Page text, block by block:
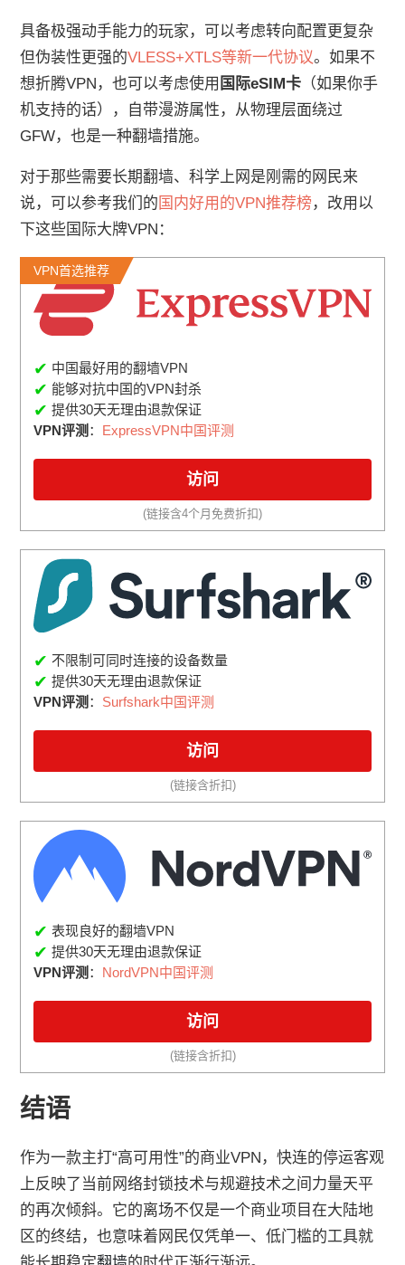
具备极强动手能力的玩家，可以考虑转向配置更复杂
但伪装性更强的VLESS+XTLS等新一代协议。如果不
想折腾VPN，也可以考虑使用 国际eSIM卡 （如果你手
机支持的话），自带漫游属性，从物理层面绕过
GFW，也是一种翻墙措施。
对于那些需要长期翻墙、科学上网是刚需的网民来
说，可以参考我们的 国内好用的VPN推荐榜 ，改用以
下这些国际大牌VPN：
VPN首选推荐
✔ 中国最好用的翻墙VPN
✔ 能够对抗中国的VPN封杀
✔ 提供30天无理由退款保证
VPN评测 ： ExpressVPN中国评测
访问
(链接含4个月免费折扣)
✔ 不限制可同时连接的设备数量
✔ 提供30天无理由退款保证
VPN评测 ： Surfshark中国评测
访问
(链接含折扣)
✔ 表现良好的翻墙VPN
✔ 提供30天无理由退款保证
VPN评测 ： NordVPN中国评测
访问
(链接含折扣)
结语
作为一款主打“高可用性”的商业VPN，快连的停运客观
上反映了当前网络封锁技术与规避技术之间力量天平
的再次倾斜。它的离场不仅是一个商业项目在大陆地
区的终结，也意味着网民仅凭单一、低门槛的工具就